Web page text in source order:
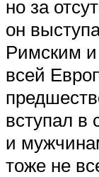
но за
он
Римским
всей
вступал в
и
тоже не